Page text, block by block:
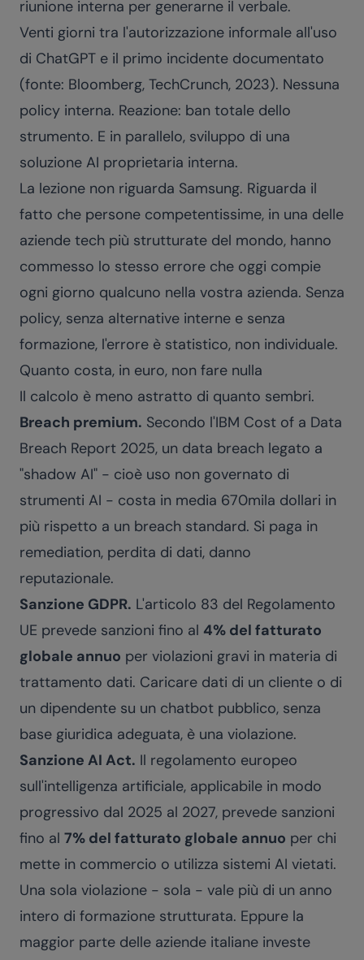
riunione interna per generarne il verbale.
Venti giorni tra l'autorizzazione informale all'uso
di ChatGPT e il primo incidente documentato
(fonte: Bloomberg, TechCrunch, 2023). Nessuna
policy interna. Reazione: ban totale dello
strumento. E in parallelo, sviluppo di una
soluzione AI proprietaria interna.
La lezione non riguarda Samsung. Riguarda il
fatto che persone competentissime, in una delle
aziende tech più strutturate del mondo, hanno
commesso lo stesso errore che oggi compie
ogni giorno qualcuno nella vostra azienda. Senza
policy, senza alternative interne e senza
formazione, l'errore è statistico, non individuale.
Quanto costa, in euro, non fare nulla
Il calcolo è meno astratto di quanto sembri.
Breach premium. Secondo l'IBM Cost of a Data
Breach Report 2025, un data breach legato a
"shadow AI" - cioè uso non governato di
strumenti AI - costa in media 670mila dollari in
più rispetto a un breach standard. Si paga in
remediation, perdita di dati, danno
reputazionale.
Sanzione GDPR. L'articolo 83 del Regolamento
UE prevede sanzioni fino al 4% del fatturato
globale annuo per violazioni gravi in materia di
trattamento dati. Caricare dati di un cliente o di
un dipendente su un chatbot pubblico, senza
base giuridica adeguata, è una violazione.
Sanzione AI Act. Il regolamento europeo
sull'intelligenza artificiale, applicabile in modo
progressivo dal 2025 al 2027, prevede sanzioni
fino al 7% del fatturato globale annuo per chi
mette in commercio o utilizza sistemi AI vietati.
Una sola violazione - sola - vale più di un anno
intero di formazione strutturata. Eppure la
maggior parte delle aziende italiane investe